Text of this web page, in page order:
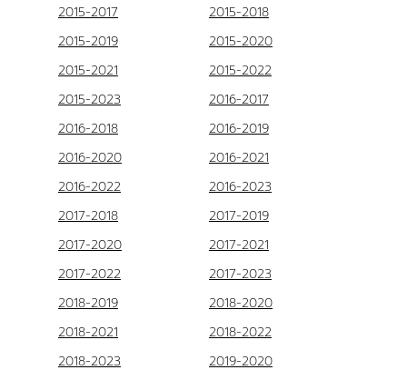
2015-2017
2015-2018
2015-2019
2015-2020
2015-2021
2015-2022
2015-2023
2016-2017
2016-2018
2016-2019
2016-2020
2016-2021
2016-2022
2016-2023
2017-2018
2017-2019
2017-2020
2017-2021
2017-2022
2017-2023
2018-2019
2018-2020
2018-2021
2018-2022
2018-2023
2019-2020